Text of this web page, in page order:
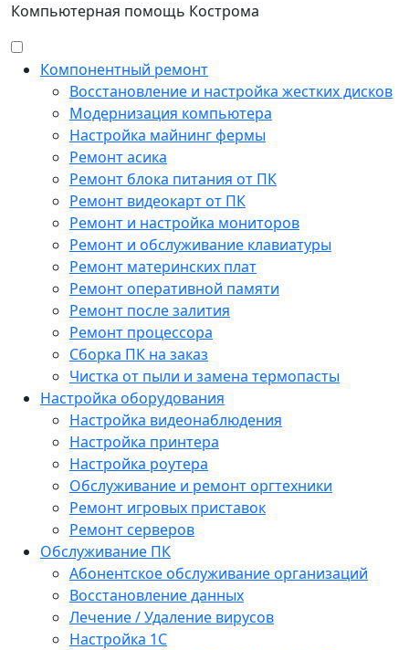
Компьютерная помощь Кострома
Компонентный ремонт
Восстановление и настройка жестких дисков
Модернизация компьютера
Настройка майнинг фермы
Ремонт асика
Ремонт блока питания от ПК
Ремонт видеокарт от ПК
Ремонт и настройка мониторов
Ремонт и обслуживание клавиатуры
Ремонт материнских плат
Ремонт оперативной памяти
Ремонт после залития
Ремонт процессора
Сборка ПК на заказ
Чистка от пыли и замена термопасты
Настройка оборудования
Настройка видеонаблюдения
Настройка принтера
Настройка роутера
Обслуживание и ремонт оргтехники
Ремонт игровых приставок
Ремонт серверов
Обслуживание ПК
Абонентское обслуживание организаций
Восстановление данных
Лечение / Удаление вирусов
Настройка 1С